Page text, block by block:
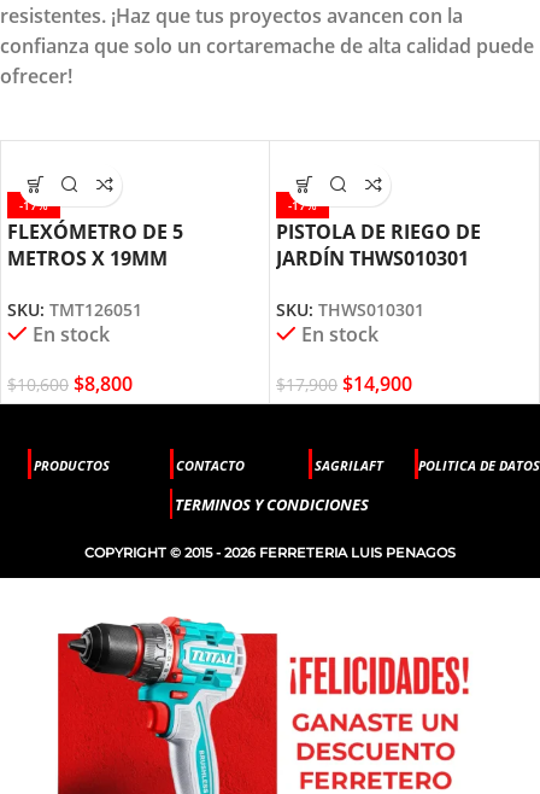
resistentes. ¡Haz que tus proyectos avancen con la
confianza que solo un cortaremache de alta calidad puede
ofrecer!
-17%
FLEXÓMETRO DE 5
METROS X 19MM
SKU: TMT126051
En stock
$10,600 $8,800
-17%
PISTOLA DE RIEGO DE
JARDÍN THWS010301
SKU: THWS010301
En stock
$17,900 $14,900
PRODUCTOS CONTACTO SAGRILAFT POLITICA DE DATOS
TERMINOS Y CONDICIONES
COPYRIGHT © 2015 - 2026 FERRETERIA LUIS PENAGOS